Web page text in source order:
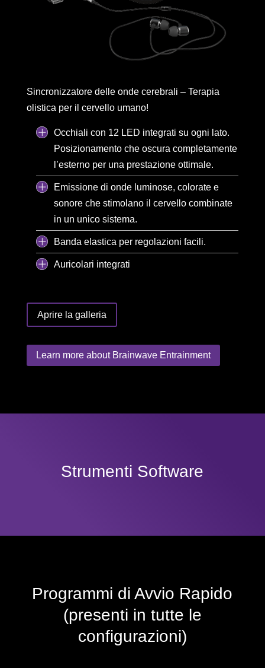
Sincronizzatore delle onde cerebrali – Terapia
olistica per il cervello umano!
Occhiali con 12 LED integrati su ogni lato.
Posizionamento che oscura completamente
l’esterno per una prestazione ottimale.
Emissione di onde luminose, colorate e
sonore che stimolano il cervello combinate
in un unico sistema.
Banda elastica per regolazioni facili.
Auricolari integrati
Aprire la galleria
Learn more about Brainwave Entrainment
Strumenti Software
Programmi di Avvio Rapido
(presenti in tutte le
configurazioni)